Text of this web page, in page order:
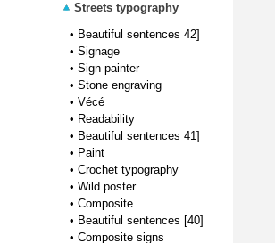
Streets typography
• Beautiful sentences 42]
• Signage
• Sign painter
• Stone engraving
• Vécé
• Readability
• Beautiful sentences 41]
• Paint
• Crochet typography
• Wild poster
• Composite
• Beautiful sentences [40]
• Composite signs